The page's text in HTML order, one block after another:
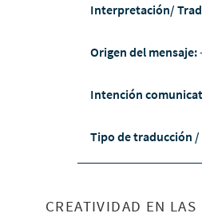
Interpretación/
Origen del mensaje:
Intención
Tipo de traducción
CREATIVIDAD EN LAS